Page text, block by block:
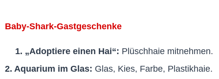
Baby-Shark-Gastgeschenke
1. „Adoptiere einen Hai“: Plüschhaie mitnehmen.
2. Aquarium im Glas: Glas, Kies, Farbe, Plastikhaie.